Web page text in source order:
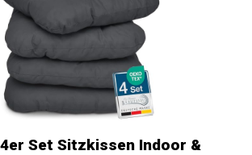
Set Sitzkissen Indoor &